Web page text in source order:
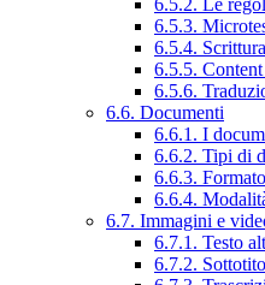
6.5.2. Le
6.5.3.
6.5.4.
6.5.5.
6.5.6.
6.6. Documenti
6.6.1. I
6.6.2. Tipi di
6.6.3.
6.6.4.
6.7. Immagini e
6.7.1. Testo
6.7.2.